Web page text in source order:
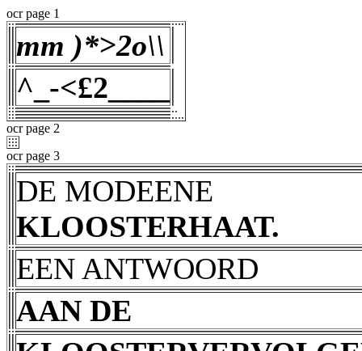
ocr page 1
mm )*>2o\\
^_-<£2
ocr page 2
ocr page 3
DE MODEENE
KLOOSTERHAAT.
EEN ANTWOORD
AAN DE